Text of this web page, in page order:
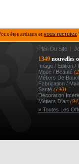
êtes artisans et vous recrutez
Plan Du Site |
1349 nouvelles
Image / Edition /
Mode / Beauté
Métiers De
Fabrication /
Santé (190)
Décoration
Métiers D’art
» Toutes Les